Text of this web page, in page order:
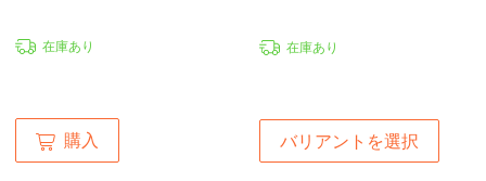
在庫あり
購入
在庫あり
バリアントを選択